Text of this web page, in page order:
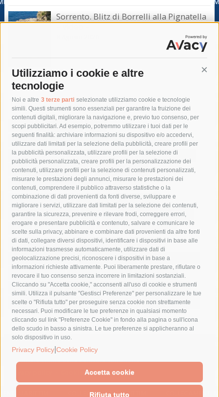
Utilizziamo i cookie e altre
tecnologie
Noi e altre 3 terze parti selezionate utilizziamo cookie e tecnologie
simili. Questi strumenti sono essenziali per garantire la fruizione dei
contenuti digitali, migliorare la navigazione e, previo tuo consenso, per
scopi pubblicitari. Ad esempio, potremmo utilizzare i tuoi dati per le
seguenti finalità: archiviare informazioni su dispositivo e/o accedervi,
utilizzare dati limitati per la selezione della pubblicità, creare profili per
la pubblicità personalizzata, utilizzare profili per la selezione di
pubblicità personalizzata, creare profili per la personalizzazione dei
contenuti, utilizzare profili per la selezione di contenuti personalizzati,
misurare le prestazioni degli annunci, misurare le prestazioni dei
contenuti, comprendere il pubblico attraverso statistiche o la
combinazione di dati provenienti da fonti diverse, sviluppare e
migliorare i servizi, utilizzare dati limitati per la selezione dei contenuti,
garantire la sicurezza, prevenire e rilevare frodi, correggere errori,
erogare e presentare pubblicità e contenuto, salvare e comunicare le
scelte sulla privacy, abbinare e combinare dati provenienti da altre fonti
di dati, collegare diversi dispositivi, identificare i dispositivi in base alle
informazioni trasmesse automaticamente, utilizzare dati di
geolocalizzazione precisi, riconoscere i dispositivi in base a
informazioni richieste attivamente. Puoi liberamente prestare, rifiutare o
revocare il tuo consenso senza incorrere in limitazioni sostanziali.
Cliccando su "Accetta cookie," acconsenti all'uso di cookie e strumenti
simili. Utilizza il pulsante "Gestisci Preferenze" per personalizzare le tue
scelte o "Rifiuta tutto" per proseguire senza cookie non strettamente
necessari. Puoi modificare le tue preferenze in qualsiasi momento
cliccando sul link "Preferenze Cookie" in fondo alla pagina o sull'icona
dello scudo in basso a sinistra. Le tue preferenze si applicheranno al
solo dispositivo in uso.
Privacy Policy Cookie Policy
Accetta cookie
Rifiuta tutto
Sorrento. Blitz di Borrelli alla Pignatella
– video –
Tag
acqua allerta meteo
anas
area marina protetta di punta campanella
arresto
Asl Napoli 3 sud
capitaneria di porto capri
carabinieri
castellammare di stabia
circumvesuviana
comune di sorrento
concerto
contagi
costiera amalfitana
covid-19 eav
elezioni
fondazione sorrento
gori guardia costiera
incidente
lavori
lorenzo balducelli mare
massa lubrense
massimo coppola
Meta napoli
ordinanza
penisola sorrentina
piano di sorrento
polizia municipale
protezione civile
Regione Campania
sant'agnello
sindaco cuomo
sorrento studenti temporali
treni
turismo
Vico Equense villa fiorentino vincenzo de luca
© 2015 SorrentoPress. All rights reserved.
Il giornale online della Penisola Sorrentina
Cookie Policy